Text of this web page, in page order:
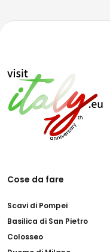
Cose da fare
Scavi di Pompei
Basilica di San Pietro
Colosseo